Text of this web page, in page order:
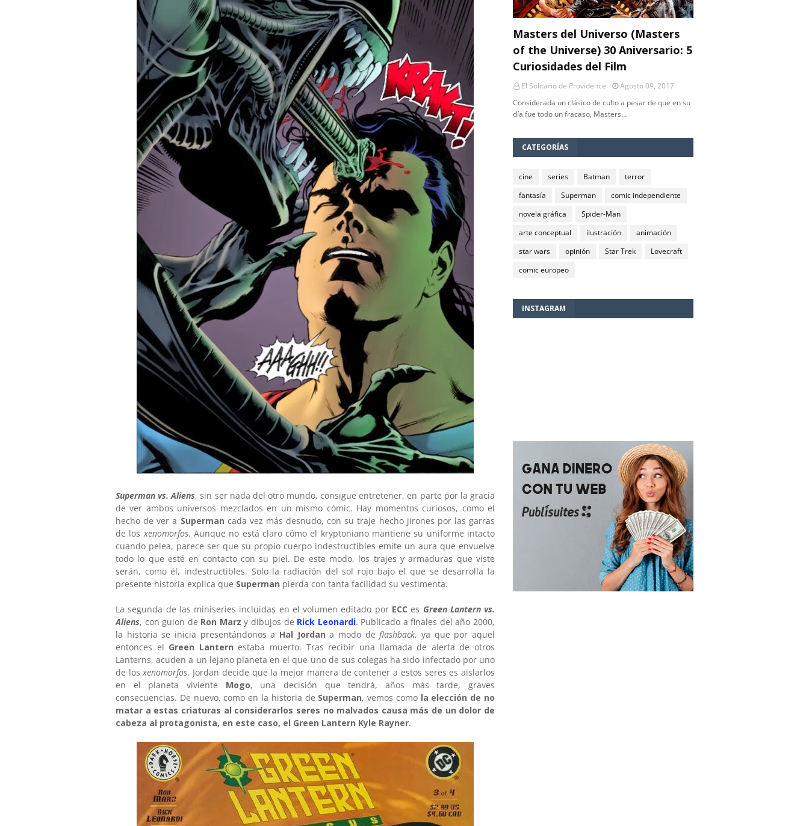
Superman vs. Aliens, sin ser nada del otro mundo, consigue entretener, en parte por la gracia
de ver ambos universos mezclados en un mismo cómic. Hay momentos curiosos, como el
hecho de ver a Superman cada vez más desnudo, con su traje hecho jirones por las garras
de losxenomorfos. Aunque no está claro cómo el kryptoniano mantiene su uniforme intacto
cuando pelea, parece ser que su propio cuerpo indestructibles emite un aura que envuelve
todo lo que esté en contacto con su piel. De este modo, los trajes y armaduras que viste
serán, como él, indestructibles. Solo la radiación del sol rojo bajo el que se desarrolla la
presente historia explica que Superman pierda con tanta facilidad su vestimenta.
La segunda de las miniseries incluidas en el volumen editado por ECCes Green Lantern vs.
Aliens, con guion de Ron Marz y dibujos de Rick Leonardi. Publicado a finales del año 2000,
la historia se inicia presentándonos a Hal Jordan a modo deflashback, ya que por aquel
entonces el Green Lanternestaba muerto. Tras recibir una llamada de alerta de otros
Lanterns, acuden a un lejano planeta en el que uno de sus colegas ha sido infectado por uno
de losxenomorfos. Jordan decide que la mejor manera de contener a estos seres es aislarlos
en el planeta viviente Mogo, una decisión que tendrá, años más tarde, graves
consecuencias. De nuevo, como en la historia de Superman, vemos como la elección de no
matar a estas criaturas al considerarlos seres no malvados causa más de un dolor de
cabeza al protagonista, en este caso, el Green Lantern Kyle Rayner.
Masters del Universo (Masters
of the Universe) 30 Aniversario: 5
Curiosidades del Film
El Solitario de Providence
Agosto 09, 2017
Considerada un clásico de culto a pesar de que en su
día fue todo un fracaso, Masters…
CATEGORÍAS
cine series Batman
terror
fantasía
Superman
comic independiente
novela gráfica
Spider-Man
arte conceptual
ilustración
animación
star wars
opinión Star Trek
Lovecraft
comic europeo
INSTAGRAM